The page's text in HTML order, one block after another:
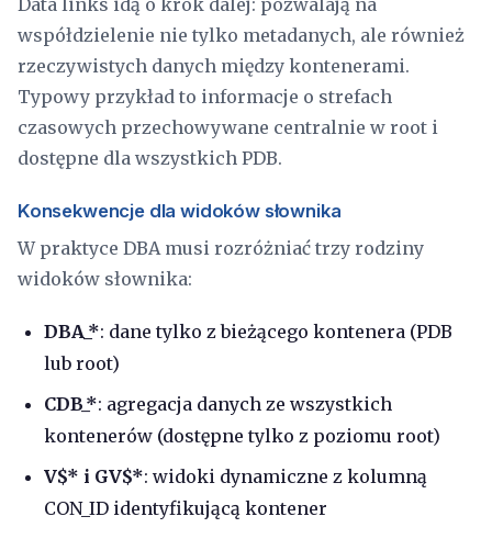
Data links idą o krok dalej: pozwalają na
współdzielenie nie tylko metadanych, ale również
rzeczywistych danych między kontenerami.
Typowy przykład to informacje o strefach
czasowych przechowywane centralnie w root i
dostępne dla wszystkich PDB.
Konsekwencje dla widoków słownika
W praktyce DBA musi rozróżniać trzy rodziny
widoków słownika:
DBA_*: dane tylko z bieżącego kontenera (PDB
lub root)
CDB_*: agregacja danych ze wszystkich
kontenerów (dostępne tylko z poziomu root)
V$* i GV$*: widoki dynamiczne z kolumną
CON_ID identyfikującą kontener